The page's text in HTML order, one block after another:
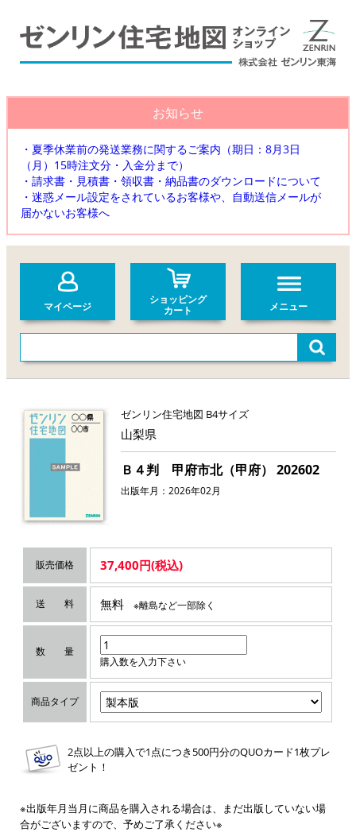
お知らせ
・夏季休業前の発送業務に関するご案内（期日：8月3日
（月）15時注文分・入金分まで）
・請求書・見積書・領収書・納品書のダウンロードについて
・迷惑メール設定をされているお客様や、自動送信メールが
届かないお客様へ
マイページ
ショッピング
カート
メニュー
ゼンリン住宅地図 B4サイズ
山梨県
Ｂ４判 甲府市北（甲府） 202602
出版年月：2026年02月
販売価格 37,400円(税込)
送 料 無料 ※離島など一部除く
数 量
購入数を入力下さい
商品タイプ
2点以上の購入で1点につき500円分のQUOカード1枚プレ
ゼント！
※出版年月当月に商品を購入される場合は、まだ出版していない場
合がございますので、予めご了承ください※